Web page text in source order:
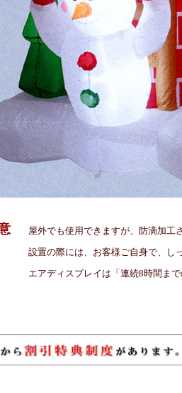
屋外でも使用できますが、防滴加工
設置の際には、お客様ご自身で、し
エアディスプレイは「連続8時間ま